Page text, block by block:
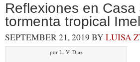
Reflexiones en
tormenta tropical
SEPTEMBER 21, 2019 BYLUISA
por L. V. Diaz